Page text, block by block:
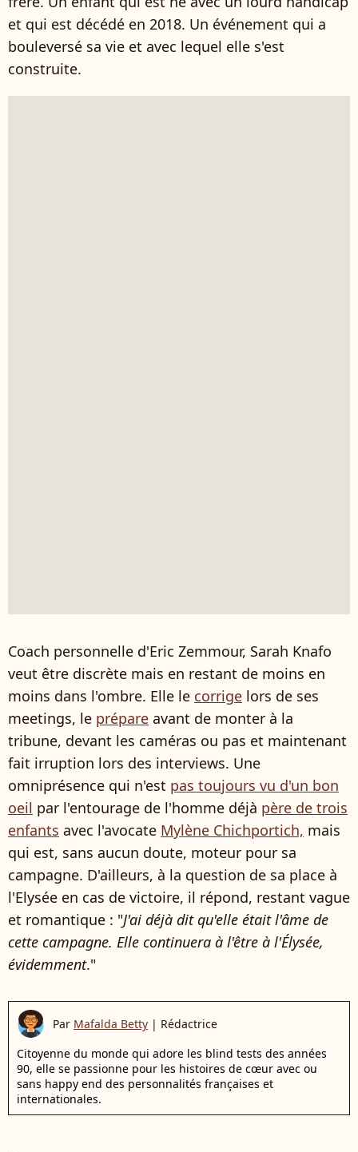
et qui est décédé en 2018. Un événement qui a
bouleversé sa vie et avec lequel elle s'est
construite.
Coach personnelle d'Eric Zemmour, Sarah Knafo
veut être discrète mais en restant de moins en
moins dans l'ombre. Elle le corrige lors de ses
meetings, le prépare avant de monter à la
tribune, devant les caméras ou pas et maintenant
fait irruption lors des interviews. Une
omniprésence qui n'est pas toujours vu d'un bon
oeil par l'entourage de l'homme déjà père de trois
enfants avec l'avocate Mylène Chichportich, mais
qui est, sans aucun doute, moteur pour sa
campagne. D'ailleurs, à la question de sa place à
l'Elysée en cas de victoire, il répond, restant vague
et romantique : "J'ai déjà dit qu'elle était l'âme de
cette campagne. Elle continuera à l'être à l'Élysée,
évidemment."
Par Mafalda Betty | Rédactrice
Citoyenne du monde qui adore les blind tests des années
90, elle se passionne pour les histoires de cœur avec ou
sans happy end des personnalités françaises et
internationales.